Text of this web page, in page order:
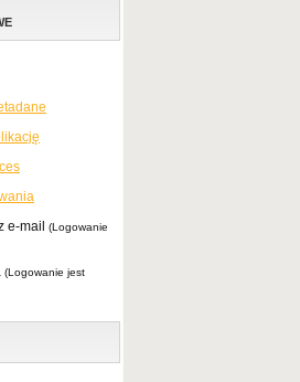
e-mail
(Logowanie
(Logowanie jest